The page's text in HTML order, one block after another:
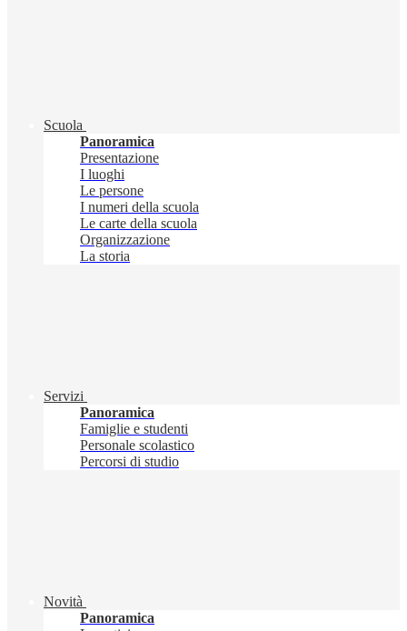
Scuola
Panoramica
Presentazione
I luoghi
Le persone
I numeri della scuola
Le carte della scuola
Organizzazione
La storia
Servizi
Panoramica
Famiglie e studenti
Personale scolastico
Percorsi di studio
Novità
Panoramica